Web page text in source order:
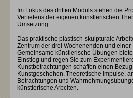
Im Fokus des dritten Moduls stehen die
Vertiefens der eigenen künstlerischen
Umsetzung.
Das praktische plastisch-skulpturale
Zentrum der drei Wochenenden und einer
Gemeinsame künstlerische Übungen
Einstieg und regen Sie zum
Kunstbetrachtungen schaffen einen
Kunstgeschehen. Theoretische Impulse,
Betrachtungen und
künstlerische Arbeiten.